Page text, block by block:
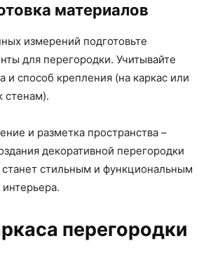
материалов
измерений подготовьте
для перегородки. Учитывайте
и способ крепления (на каркас или
стенам).
и разметка пространства –
декоративной перегородки
станет стильным и функциональным
перегородки